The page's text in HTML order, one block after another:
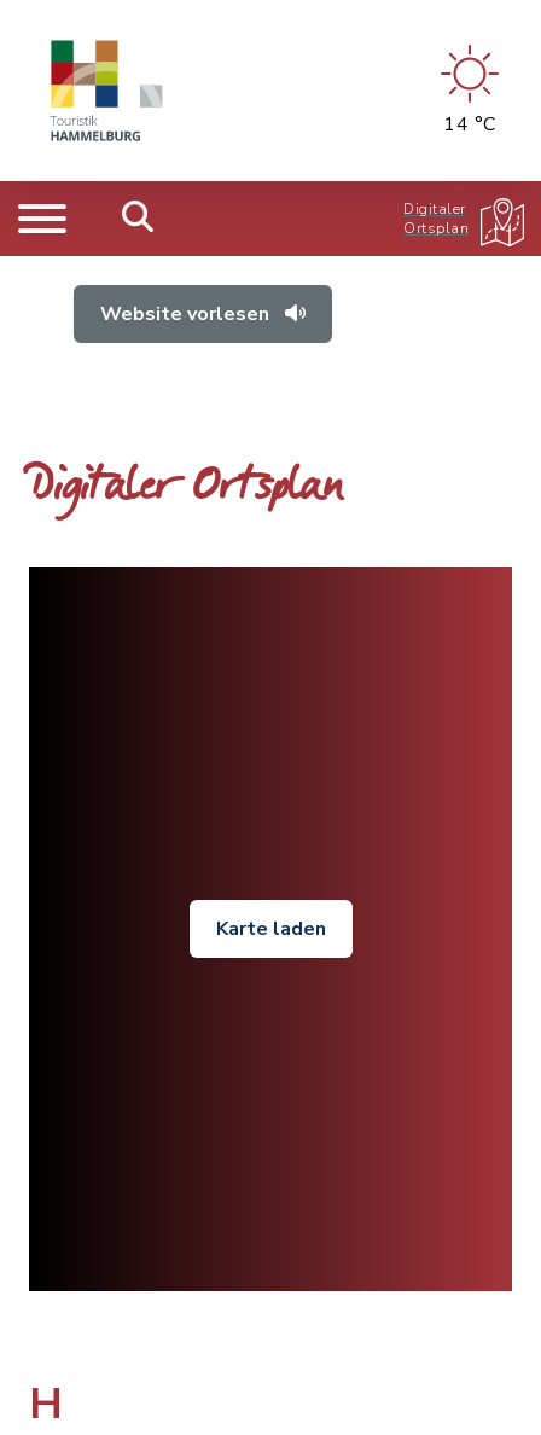
14 °C
Digitaler
Ortsplan
Website vorlesen
Digitaler Ortsplan
Karte laden
H